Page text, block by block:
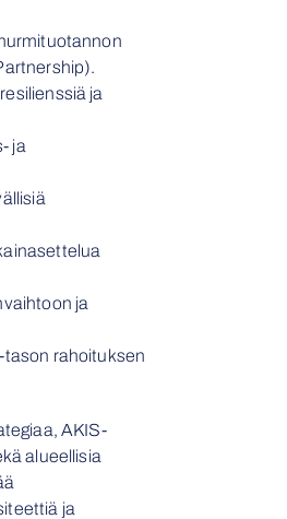
ja
ja
ja
rahoituksen
AKIS-
alueellisia
ja